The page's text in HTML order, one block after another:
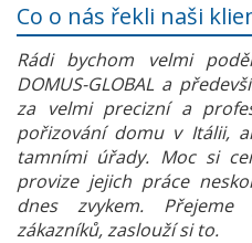
Co o nás řekli naši
Rádi bychom velmi
DOMUS-GLOBAL a
za velmi precizní a
pořizování domu v Itálii,
tamními úřady. Moc si
provize jejich práce
dnes zvykem.
zákazníků, zaslouží si to.